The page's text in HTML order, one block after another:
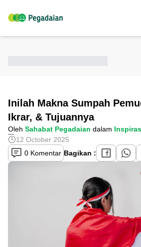
Inilah Makna Sumpah
Ikrar, & Tujuannya
Oleh Sahabat Pegadaian dalam
12 October 2025
0 Komentar Bagikan :